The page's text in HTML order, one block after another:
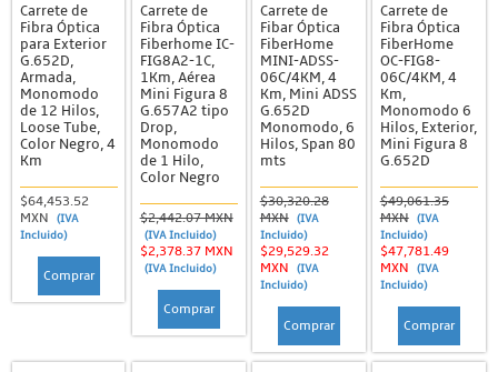
Carrete de
Fibra Óptica
para Exterior
G.652D,
Armada,
Monomodo
de 12 Hilos,
Loose Tube,
Color Negro, 4
Km
$64,453.52
MXN
(IVA
Incluido)
Comprar
Carrete de
Fibra Óptica
Fiberhome IC-
FIG8A2-1C,
1Km, Aérea
Mini Figura 8
G.657A2 tipo
Drop,
Monomodo
de 1 Hilo,
Color Negro
$2,442.07 MXN
(IVA Incluido)
$2,378.37 MXN
(IVA Incluido)
Comprar
Carrete de
Fibar Óptica
FiberHome
MINI-ADSS-
06C/4KM, 4
Km, Mini ADSS
G.652D
Monomodo, 6
Hilos, Span 80
mts
$30,320.28
MXN
(IVA
Incluido)
$29,529.32
MXN
(IVA
Incluido)
Comprar
Carrete de
Fibra Óptica
FiberHome
OC-FIG8-
06C/4KM, 4
Km,
Monomodo 6
Hilos, Exterior,
Mini Figura 8
G.652D
$49,061.35
MXN
(IVA
Incluido)
$47,781.49
MXN
(IVA
Incluido)
Comprar